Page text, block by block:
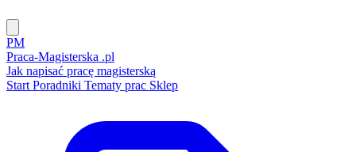
PM
Praca-Magisterska .pl
Jak napisać pracę magisterską
Start Poradniki Tematy prac Sklep